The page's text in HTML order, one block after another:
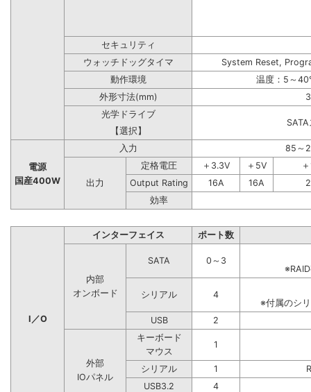
セキュリティ
ウォッチドッグタイマ
System Reset,
動作環境
温度：5～
外形寸法(mm)
光学ドライブ
【選択】
電源
国産400W
入力 85～
出力
定格電圧 ＋3.3V ＋5V
Output Rating
16A 16A
効率
I／O
インターフェイス ポート数
内部
オンボード
SATA
0～3
シリアル
4
※付属のシ
USB
2
外部
IOパネル
キーボード
マウス
1
シリアル 1
USB3.2
4